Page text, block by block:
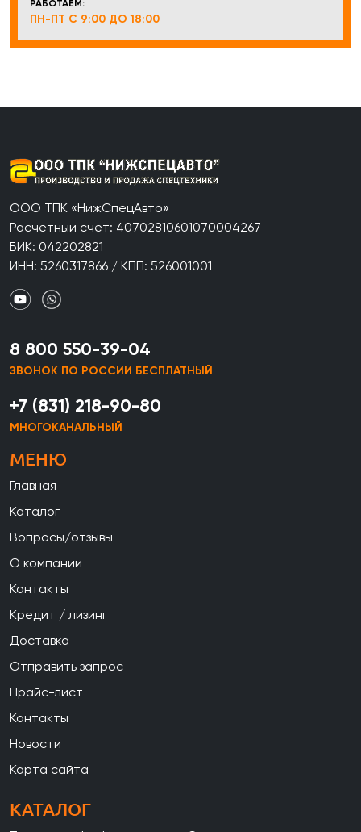
РАБОТАЕМ:
ПН-ПТ С 9:00 ДО 18:00
ООО ТПК «НижСпецАвто»
Расчетный счет: 40702810601070004267
БИК: 042202821
ИНН: 5260317866 / КПП: 526001001
8 800 550-39-04
ЗВОНОК ПО РОССИИ БЕСПЛАТНЫЙ
+7 (831) 218-90-80
МНОГОКАНАЛЬНЫЙ
МЕНЮ
Главная
Каталог
Вопросы/отзывы
О компании
Контакты
Кредит / лизинг
Доставка
Отправить запрос
Прайс-лист
Контакты
Новости
Карта сайта
КАТАЛОГ